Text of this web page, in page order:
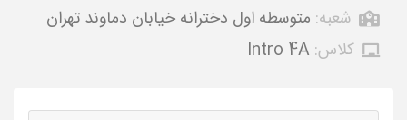
شعبه: متوسطه اول دخترانه خیابان دماوند تهران
کلاس: Intro 4A